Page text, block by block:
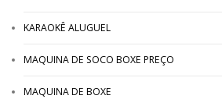
KARAOKÊ ALUGUEL
MAQUINA DE SOCO BOXE PREÇO
MAQUINA DE BOXE